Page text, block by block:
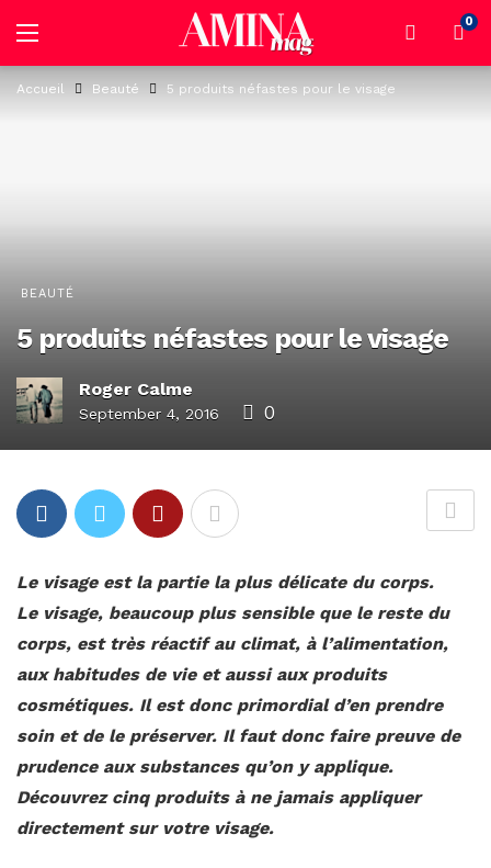
0
Accueil Beauté 5 produits néfastes pour le visage
BEAUTÉ
5 produits néfastes pour le visage
Roger Calme
September 4, 2016 0
Le visage est la partie la plus délicate du corps.
Le visage, beaucoup plus sensible que le reste du
corps, est très réactif au climat, à l’alimentation,
aux habitudes de vie et aussi aux produits
cosmétiques. Il est donc primordial d’en prendre
soin et de le préserver. Il faut donc faire preuve de
prudence aux substances qu’on y applique.
Découvrez cinq produits à ne jamais appliquer
directement sur votre visage.